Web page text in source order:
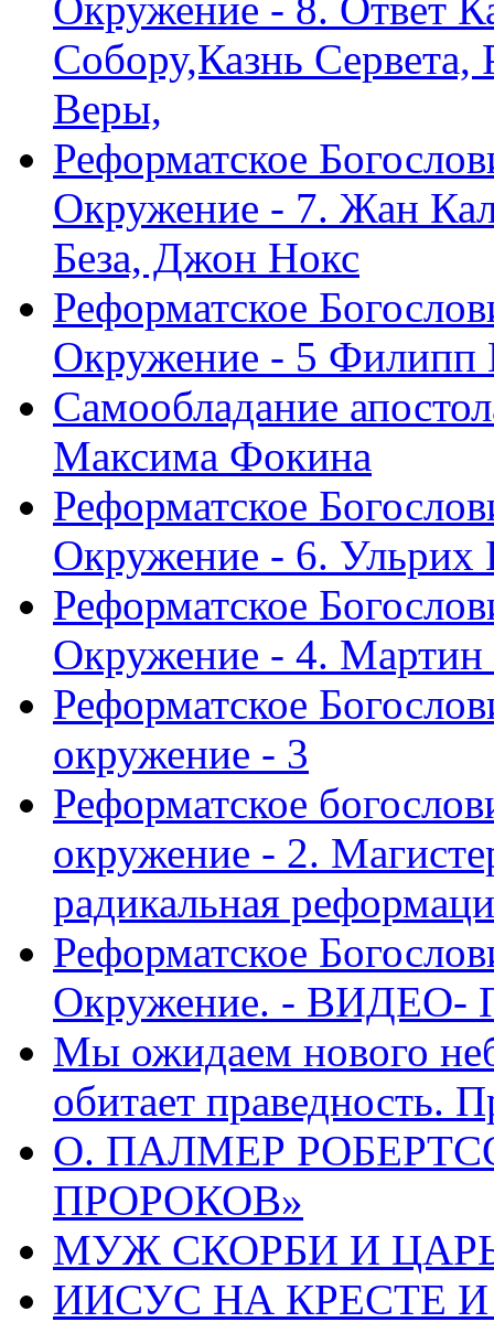
Собору,Казнь Сервета,
Веры,
Реформатское
Окружение - 7. Жан
Беза, Джон Нокс
Реформатское
Окружение - 5 Филипп
Самообладание
Максима Фокина
Реформатское
Окружение - 6. Ульрих
Реформатское
Окружение - 4.
Реформатское
окружение - 3
Реформатское
окружение - 2.
радикальная
Реформатское
Окружение. - ВИДЕО-
Мы ожидаем нового
обитает праведность.
О. ПАЛМЕР
ПРОРОКОВ»
МУЖ СКОРБИ И ЦАРЬ
ИИСУС НА КРЕСТЕ